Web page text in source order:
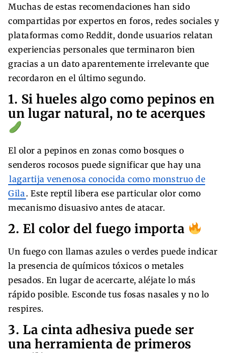
Muchas de estas recomendaciones han sido
compartidas por expertos en foros, redes sociales y
plataformas como Reddit, donde usuarios relatan
experiencias personales que terminaron bien
gracias a un dato aparentemente irrelevante que
recordaron en el último segundo.
1. Si hueles algo como pepinos en
un lugar natural, no te acerques
El olor a pepinos en zonas como bosques o
senderos rocosos puede significar que hay una
lagartija venenosa conocida como monstruo de
Gila . Este reptil libera ese particular olor como
mecanismo disuasivo antes de atacar.
2. El color del fuego importa
Un fuego con llamas azules o verdes puede indicar
la presencia de químicos tóxicos o metales
pesados. En lugar de acercarte, aléjate lo más
rápido posible. Esconde tus fosas nasales y no lo
respires.
3. La cinta adhesiva puede ser
una herramienta de primeros